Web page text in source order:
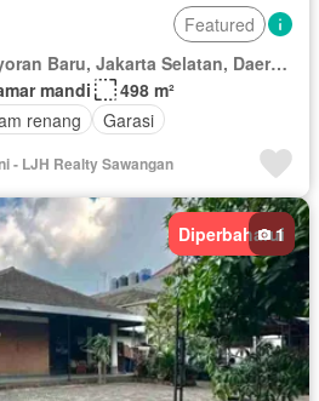
Featured
RW 01, Melawai, Kebayoran Baru, Jakarta Selatan, Daerah Khusus Ibukota Jakarta
mandi
498 m²
renang Garasi
- LJH Realty Sawangan
Diperbaharui
1